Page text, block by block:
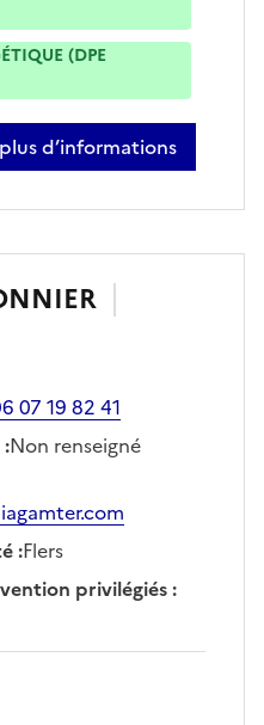
(DPE
d’informations
bourree
07 19 82 41
:Non renseigné
:Flers
privilégiés: